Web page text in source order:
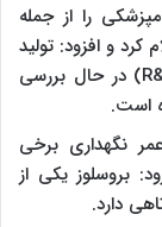
را از جمله
کرد و افزود: تولید
واکسن‌های جدید در بخش تحقیق و توسعه (R&D) در حال بررسی
است.
نگهداری برخی
بروسلوز یکی از
دارد.